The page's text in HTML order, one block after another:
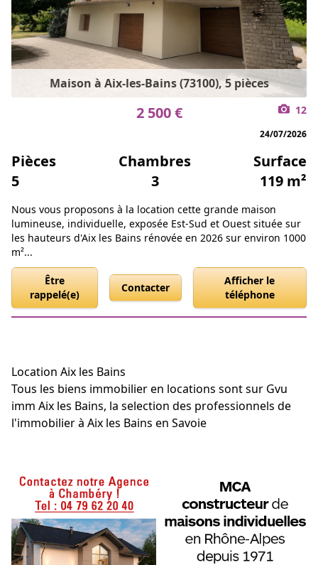
Maison à Aix-les-Bains (73100), 5 pièces
2 500 € 12
24/07/2026
Pièces
5
Chambres
3
Surface
119 m²
Nous vous proposons à la location cette grande maison
lumineuse, individuelle, exposée Est-Sud et Ouest située sur
les hauteurs d'Aix les Bains rénovée en 2026 sur environ 1000
m²...
Être
rappelé(e)
Contacter
Afficher le
téléphone
Location Aix les Bains
Tous les biens immobilier en locations sont sur Gvu
imm Aix les Bains, la selection des professionnels de
l'immobilier à Aix les Bains en Savoie